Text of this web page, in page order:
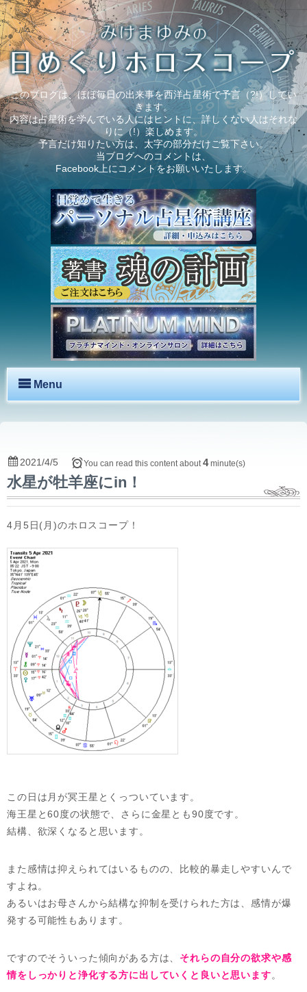
このブログは、ほぼ毎日の出来事を西洋占星術で予言（?!）してい
きます。
内容は占星術を学んでいる人にはヒントに、詳しくない人はそれな
りに（!）楽しめます。
予言だけ知りたい方は、太字の部分だけご覧下さい。
当ブログへのコメントは、
Facebook上にコメントをお願いいたします。
Menu
水星が牡羊座にin！
2021/4/5 You can read this content about4minute(s)
4月5日(月)のホロスコープ！
この日は月が冥王星とくっついています。
海王星と60度の状態で、さらに金星とも90度です。
結構、欲深くなると思います。
また感情は抑えられてはいるものの、比較的暴走しやすいんで
すよね。
あるいはお母さんから結構な抑制を受けられた方は、感情が爆
発する可能性もあります。
ですのでそういった傾向がある方は、 それらの自分の欲求や感
情をしっかりと浄化する方に出していくと良いと思います。